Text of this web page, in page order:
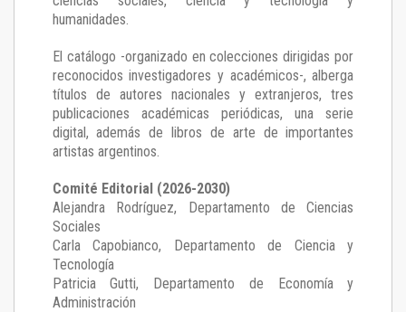
humanidades.
El catálogo -organizado en colecciones dirigidas por
reconocidos investigadores y académicos-, alberga
títulos de autores nacionales y extranjeros, tres
publicaciones académicas periódicas, una serie
digital, además de libros de arte de importantes
artistas argentinos.
Comité Editorial (2026-2030)
Alejandra Rodríguez, Departamento de Ciencias
Sociales
Carla Capobianco, Departamento de Ciencia y
Tecnología
Patricia Gutti, Departamento de Economía y
Administración